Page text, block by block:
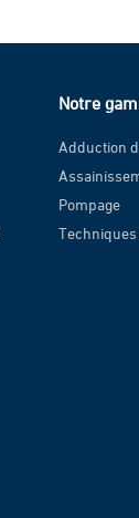
Notre
Adduction
Pompage